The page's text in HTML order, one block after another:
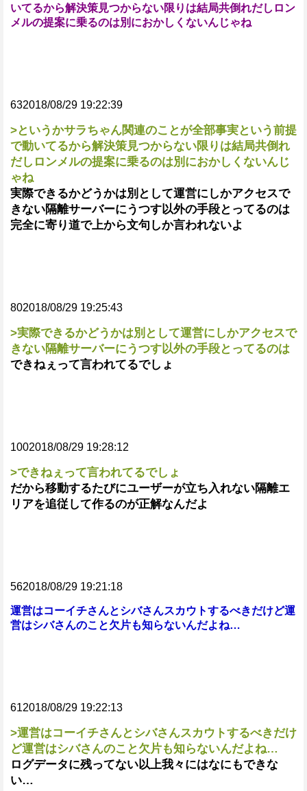
いてるから解決策見つからない限りは結局共倒れだしロン
メルの提案に乗るのは別におかしくないんじゃね
632018/08/29 19:22:39
>というかサラちゃん関連のことが全部事実という前提
で動いてるから解決策見つからない限りは結局共倒れ
だしロンメルの提案に乗るのは別におかしくないんじ
ゃね
実際できるかどうかは別として運営にしかアクセスで
きない隔離サーバーにうつす以外の手段とってるのは
完全に寄り道で上から文句しか言われないよ
802018/08/29 19:25:43
>実際できるかどうかは別として運営にしかアクセスで
きない隔離サーバーにうつす以外の手段とってるのは
できねぇって言われてるでしょ
1002018/08/29 19:28:12
>できねぇって言われてるでしょ
だから移動するたびにユーザーが立ち入れない隔離エ
リアを追従して作るのが正解なんだよ
562018/08/29 19:21:18
運営はコーイチさんとシバさんスカウトするべきだけど運
営はシバさんのこと欠片も知らないんだよね…
612018/08/29 19:22:13
>運営はコーイチさんとシバさんスカウトするべきだけ
ど運営はシバさんのこと欠片も知らないんだよね…
ログデータに残ってない以上我々にはなにもできな
い…